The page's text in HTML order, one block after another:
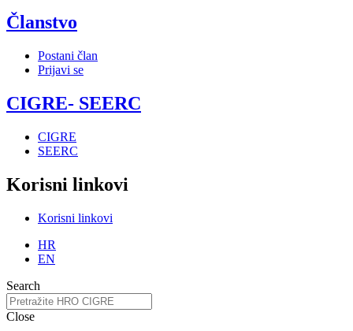
Članstvo
Postani član
Prijavi se
CIGRE- SEERC
CIGRE
SEERC
Korisni linkovi
Korisni linkovi
HR
EN
Search
Close